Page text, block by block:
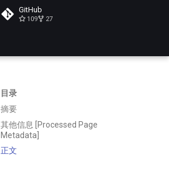
GitHub
109 27
目录
摘要
其他信息 [Processed Page
Metadata]
正文